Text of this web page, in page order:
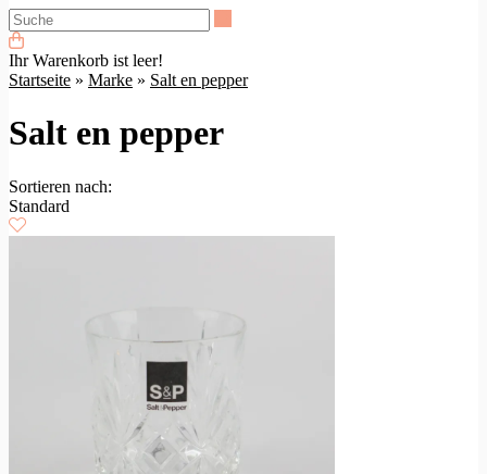
Ihr Warenkorb ist leer!
Startseite » Marke » Salt en pepper
Salt en pepper
Sortieren nach:
Standard